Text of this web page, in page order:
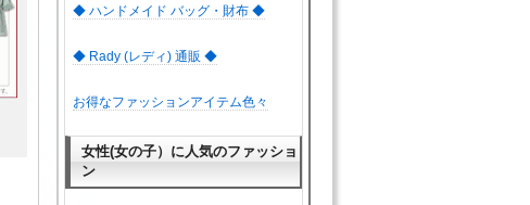
◆ ハンドメイド バッグ・財布 ◆
◆ Rady (レディ) 通販 ◆
お得なファッションアイテム色々
女性(女の子）に人気のファッショ
ン